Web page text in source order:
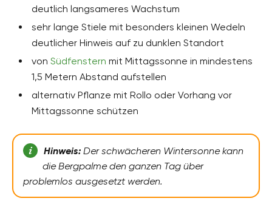
deutlich langsameres Wachstum
sehr lange Stiele mit besonders kleinen Wedeln
deutlicher Hinweis auf zu dunklen Standort
von Südfenstern mit Mittagssonne in mindestens
1,5 Metern Abstand aufstellen
alternativ Pflanze mit Rollo oder Vorhang vor
Mittagssonne schützen
Hinweis:Der schwächeren Wintersonne kann
die Bergpalme den ganzen Tag über
problemlos ausgesetzt werden.